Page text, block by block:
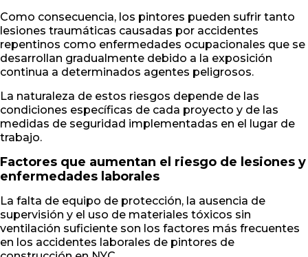
Como consecuencia, los pintores pueden sufrir tanto
lesiones traumáticas causadas por accidentes
repentinos como enfermedades ocupacionales que se
desarrollan gradualmente debido a la exposición
continua a determinados agentes peligrosos.
La naturaleza de estos riesgos depende de las
condiciones específicas de cada proyecto y de las
medidas de seguridad implementadas en el lugar de
trabajo.
Factores que aumentan el riesgo de lesiones y
enfermedades laborales
La falta de equipo de protección, la ausencia de
supervisión y el uso de materiales tóxicos sin
ventilación suficiente son los factores más frecuentes
en los accidentes laborales de pintores de